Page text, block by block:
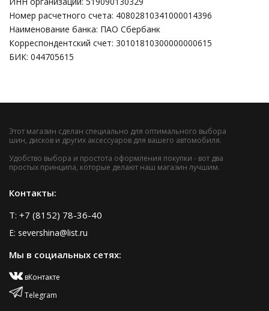
Номер расчетного счета: 40802810341000014396
Наименование банка: ПАО Сбербанк
Корреспондентский счет: 30101810300000000615
БИК: 044705615
Этот магазин сделан специально для оптимального выбора
шин, дисков и других аксессуаров для вашего автомобиля.
Удобство выбора и простота оформления покупки - вот два
простых принципа, которые делают наш магазин лучшим.
Контакты:
T: +7 (8152) 78-36-40
E: severshina@list.ru
Мы в социальных сетях:
вКонтакте
Telegram